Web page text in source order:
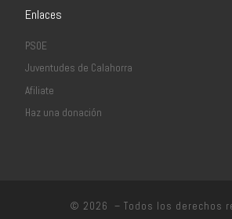
Enlaces
PSOE
Juventudes de Calahorra
Afiliate
Haz una donación
© 2026 – Todos los derechos